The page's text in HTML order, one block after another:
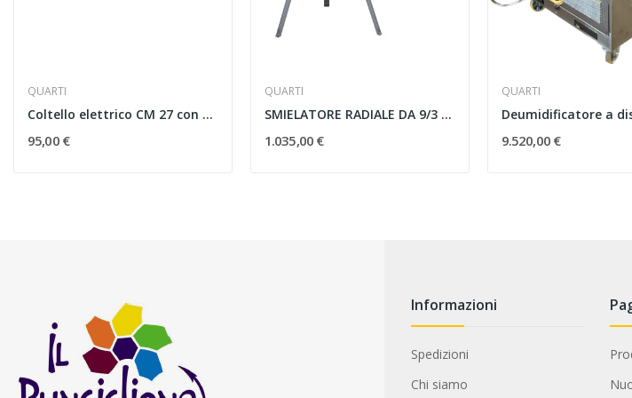
QUARTI
Coltello elettrico CM 27 con termostato automatico
95,00 €
QUARTI
SMIELATORE RADIALE DA 9/3 FAVI MOTORIZZATO
1.035,00 €
QUARTI
9.520,00 €
Informazioni
Spedizioni
Chi siamo